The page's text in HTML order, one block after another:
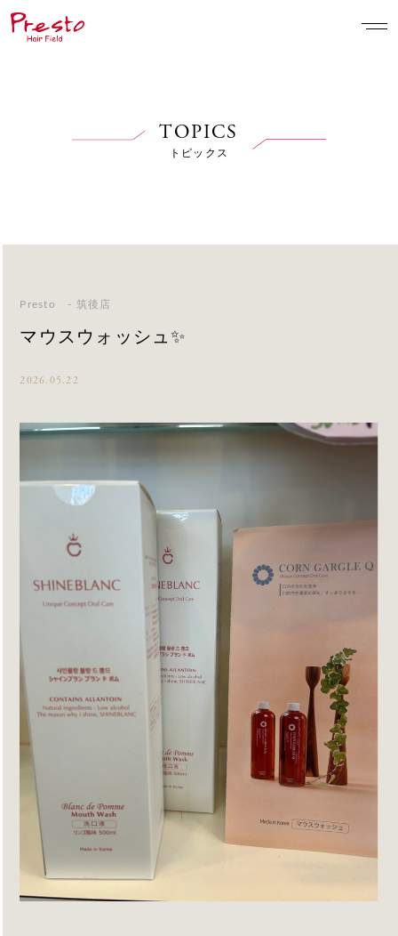
TOPICS
トピックス
Presto - 筑後店
マウスウォッシュ✨
2026.05.22